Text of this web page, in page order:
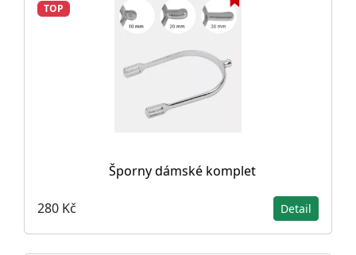
TOP
Šporny dámské komplet
280 Kč Detail